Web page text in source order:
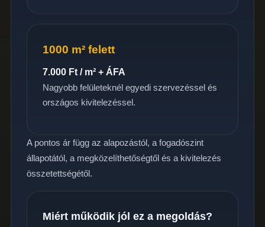
1000 m² felett
7.000 Ft / m² + ÁFA
Nagyobb felületeknél egyedi szervezéssel és
országos kivitelezéssel.
A pontos ár függ az alapozástól, a fogadószint
állapotától, a megközelíthetőségtől és a kivitelezés
összetettségétől.
Miért működik jól ez a megoldás?